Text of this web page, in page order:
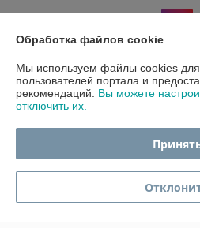
Информация для покупателя
Индивидуальный предприниматель:
Пушкина 22а/5
Регистрационный орган:
Обработка файлов cookie
Мы используем файлы cookies для
пользователей портала и
рекомендаций. Вы можете
отключить их.